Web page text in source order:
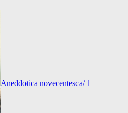
Aneddotica novecentesca/ 1